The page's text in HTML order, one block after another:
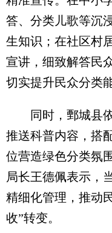
答、分类儿歌等沉
生知识；在社区村
宣讲，细致解答民
切实提升民众分类
同时，鄄城县依
推送科普内容，搭
位营造绿色分类氛
局长王德佩表示，
精细化管理，推动
收”转变。